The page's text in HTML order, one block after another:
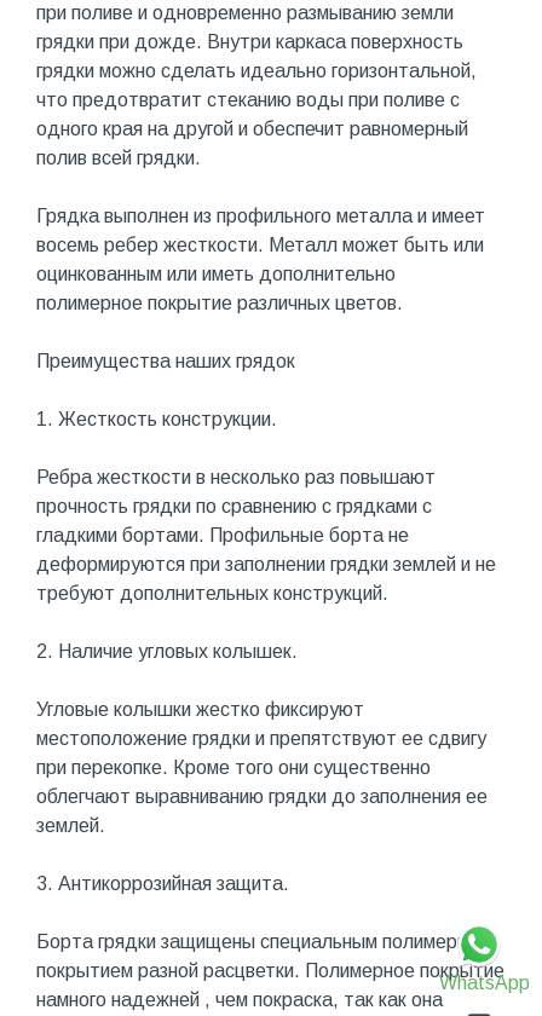
WhatsApp
при поливе и одновременно размыванию земли
грядки при дожде. Внутри каркаса поверхность
грядки можно сделать идеально горизонтальной,
что предотвратит стеканию воды при поливе с
одного края на другой и обеспечит равномерный
полив всей грядки.
Грядка выполнен из профильного металла и имеет
восемь ребер жесткости. Металл может быть или
оцинкованным или иметь дополнительно
полимерное покрытие различных цветов.
Преимущества наших грядок
1. Жесткость конструкции.
Ребра жесткости в несколько раз повышают
прочность грядки по сравнению с грядками с
гладкими бортами. Профильные борта не
деформируются при заполнении грядки землей и не
требуют дополнительных конструкций.
2. Наличие угловых колышек.
Угловые колышки жестко фиксируют
местоположение грядки и препятствуют ее сдвигу
при перекопке. Кроме того они существенно
облегчают выравниванию грядки до заполнения ее
землей.
3. Антикоррозийная защита.
Борта грядки защищены специальным полимерным
покрытием разной расцветки. Полимерное покрытие
намного надежней , чем покраска, так как она